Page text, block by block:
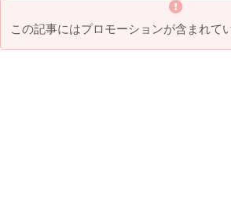
この記事にはプロモーションが含まれて